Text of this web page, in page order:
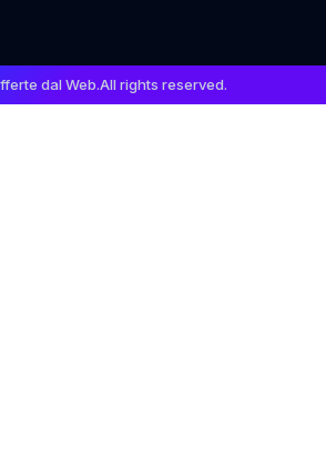
dal Web.All rights reserved.